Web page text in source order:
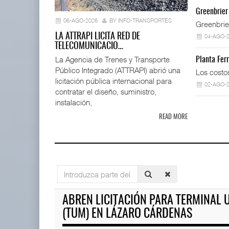
06-AGO-2026 BY INFO-TRANSPORTES
LA ATTRAPI LICITA RED DE
TELECOMUNICACIO…
La Agencia de Trenes y Transporte
Público Integrado (ATTRAPI) abrió una
licitación pública internacional para
contratar el diseño, suministro,
instalación,
READ MORE
04-AGO-
Planta
Los
02-AGO-
Introduzca
parte
del
título
ABREN LICITACIÓN PARA TERMINAL
(TUM) EN LÁZARO CÁRDENAS
TMAZ eleva 77% movimiento de
carga suelta y s ...
05 AGO 2026
EE.UU. plantea nuevas
restricciones para trip ...
05 AGO 2026
IT-
06 AGO
06 AGO 2026
IT-ANÁLISIS: Volaris abrirá
06 AGO 2026